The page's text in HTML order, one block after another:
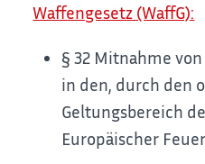
Waffengesetz (WaffG):
§ 32 Mitnahme
in den, durch den
Geltungsbereich
Europäischer